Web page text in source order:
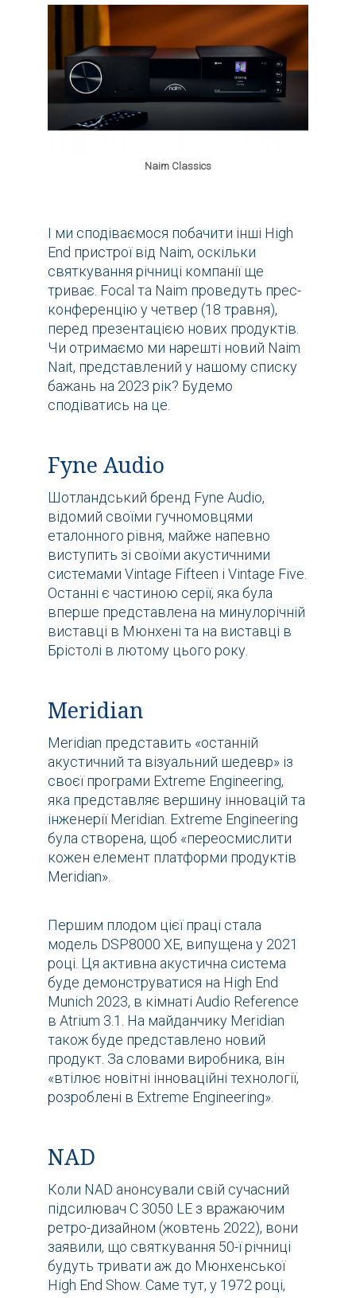
Naim Classics
І ми сподіваємося побачити інші High
End пристрої від Naim, оскільки
святкування річниці компанії ще
триває. Focal та Naim проведуть прес-
конференцію у четвер (18 травня),
перед презентацією нових продуктів.
Чи отримаємо ми нарешті новий Naim
Nait, представлений у нашому списку
бажань на 2023 рік? Будемо
сподіватись на це.
Fyne Audio
Шотландський бренд Fyne Audio,
відомий своїми гучномовцями
еталонного рівня, майже напевно
виступить зі своїми акустичними
системами Vintage Fifteen і Vintage Five.
Останні є частиною серії, яка була
вперше представлена на минулорічній
виставці в Мюнхені та на виставці в
Брістолі в лютому цього року.
Meridian
Meridian представить «останній
акустичний та візуальний шедевр» із
своєї програми Extreme Engineering,
яка представляє вершину інновацій та
інженерії Meridian. Extreme Engineering
була створена, щоб «переосмислити
кожен елемент платформи продуктів
Meridian».
Першим плодом цієї праці стала
модель DSP8000 XE, випущена у 2021
році. Ця активна акустична система
буде демонструватися на High End
Munich 2023, в кімнаті Audio Reference
в Atrium 3.1. На майданчику Meridian
також буде представлено новий
продукт. За словами виробника, він
«втілює новітні інноваційні технології,
розроблені в Extreme Engineering».
NAD
Коли NAD анонсували свій сучасний
підсилювач C 3050 LE з вражаючим
ретро-дизайном (жовтень 2022), вони
заявили, що святкування 50-ї річниці
будуть тривати аж до Мюнхенської
High End Show. Саме тут, у 1972 році,